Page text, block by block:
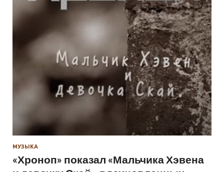
МУЗЫКА
«Хроноп» показал «Мальчика Хэвена